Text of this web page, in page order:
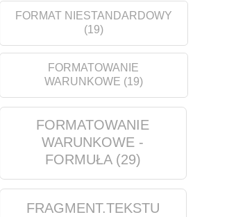
FORMAT NIESTANDARDOWY
(19)
FORMATOWANIE
WARUNKOWE (19)
FORMATOWANIE
WARUNKOWE -
FORMUŁA(29)
FRAGMENT.TEKSTU